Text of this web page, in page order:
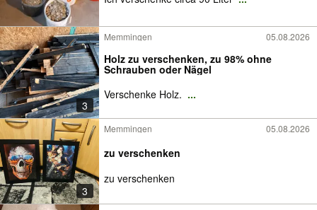
3
Memmingen 05.08.2026
Holz zu verschenken, zu 98% ohne
Schrauben oder Nägel
Verschenke Holz. ...
3
Memmingen 05.08.2026
zu verschenken
zu verschenken